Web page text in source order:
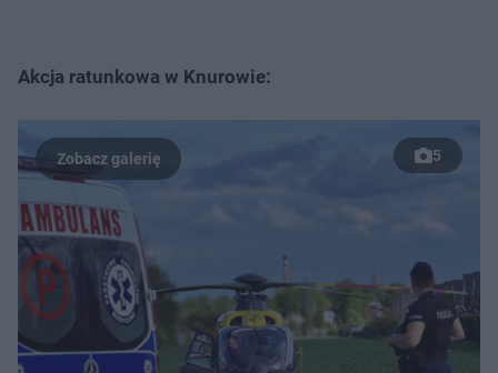
Akcja ratunkowa w Knurowie:
5